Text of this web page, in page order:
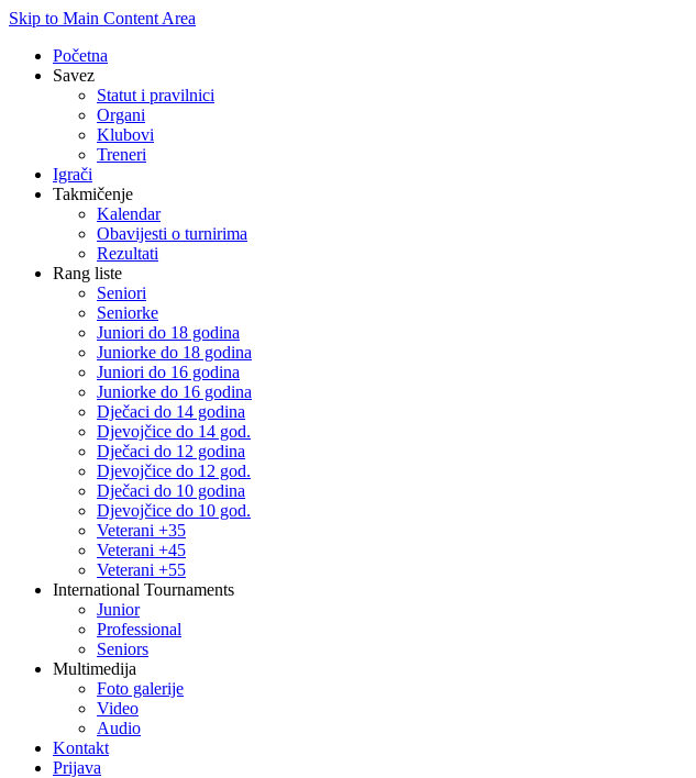
Skip to Main Content Area
Početna
Savez
Statut i pravilnici
Organi
Klubovi
Treneri
Igrači
Takmičenje
Kalendar
Obavijesti o turnirima
Rezultati
Rang liste
Seniori
Seniorke
Juniori do 18 godina
Juniorke do 18 godina
Juniori do 16 godina
Juniorke do 16 godina
Dječaci do 14 godina
Djevojčice do 14 god.
Dječaci do 12 godina
Djevojčice do 12 god.
Dječaci do 10 godina
Djevojčice do 10 god.
Veterani +35
Veterani +45
Veterani +55
International Tournaments
Junior
Professional
Seniors
Multimedija
Foto galerije
Video
Audio
Kontakt
Prijava